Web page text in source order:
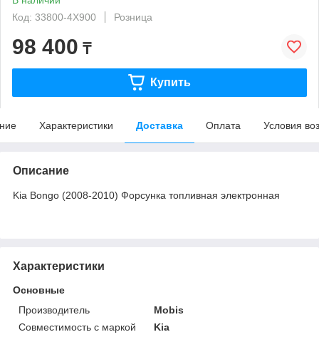
Код: 33800-4X900
Розница
98 400 ₸
Купить
Характеристики Доставка Оплата Условия
Описание
Kia Bongo (2008-2010) Форсунка топливная электронная
Характеристики
Основные
Производитель
Mobis
Совместимость с маркой
Kia